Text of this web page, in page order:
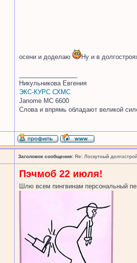
осени и доделаю Ну и в
Никульникова Евгения
ЭКС-КУРС СХМС
Janome MC 6600
Слова и впрямь обладают великой
Заголовок сообщения: Re: Лоскутный долгострой
Пэчмоб 22 июля!
Шлю всем пингвинам персональный